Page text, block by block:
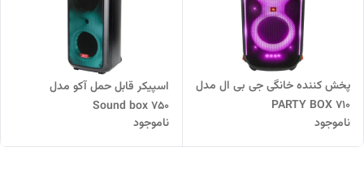
پخش کننده خانگی جی بی ال مدل
PARTY BOX 710
ناموجود
اسپیکر قابل حمل آکو مدل
Sound box 750
ناموجود